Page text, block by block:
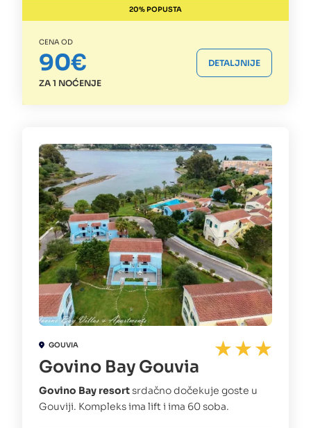
20% POPUSTA
CENA OD
90€
ZA 1 NOĆENJE
DETALJNIJE
GOUVIA
Govino Bay Gouvia
Govino Bay resortsrdačno dočekuje goste u
Gouviji. Kompleks ima lift i ima 60 soba.